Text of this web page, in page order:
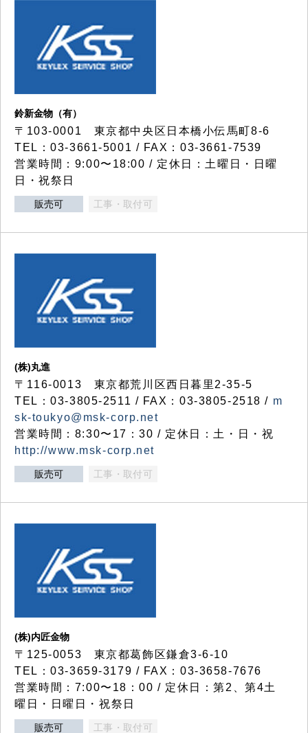
鈴新金物（有）
〒103-0001 東京都中央区日本橋小伝馬町8-6
TEL：03-3661-5001 / FAX：03-3661-7539
営業時間：9:00〜18:00 / 定休日：土曜日・日曜
日・祝祭日
販売可 工事・取付可
(株)丸進
〒116-0013 東京都荒川区西日暮里2-35-5
TEL：03-3805-2511 / FAX：03-3805-2518 / m
sk-toukyo@msk-corp.net
営業時間：8:30〜17：30 / 定休日：土・日・祝
http://www.msk-corp.net
販売可 工事・取付可
(株)内匠金物
〒125-0053 東京都葛飾区鎌倉3-6-10
TEL：03-3659-3179 / FAX：03-3658-7676
営業時間：7:00〜18：00 / 定休日：第2、第4土
曜日・日曜日・祝祭日
販売可 工事・取付可